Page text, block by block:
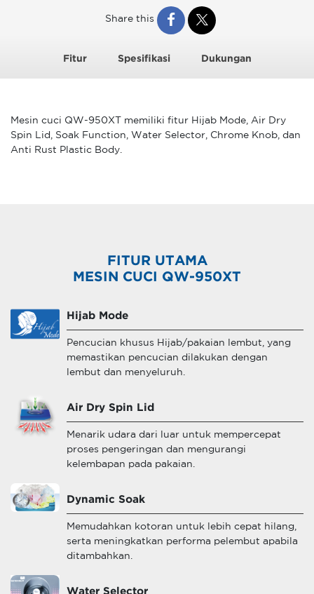
Fitur Spesifikasi Dukungan
Share this
Mesin cuci QW-950XT memiliki fitur Hijab Mode, Air Dry
Spin Lid, Soak Function, Water Selector, Chrome Knob, dan
Anti Rust Plastic Body.
FITUR UTAMA
MESIN CUCI QW-950XT
Hijab Mode
Pencucian khusus Hijab/pakaian lembut, yang
memastikan pencucian dilakukan dengan
lembut dan menyeluruh.
Air Dry Spin Lid
Menarik udara dari luar untuk mempercepat
proses pengeringan dan mengurangi
kelembapan pada pakaian.
Dynamic Soak
Memudahkan kotoran untuk lebih cepat hilang,
serta meningkatkan performa pelembut apabila
ditambahkan.
Water Selector